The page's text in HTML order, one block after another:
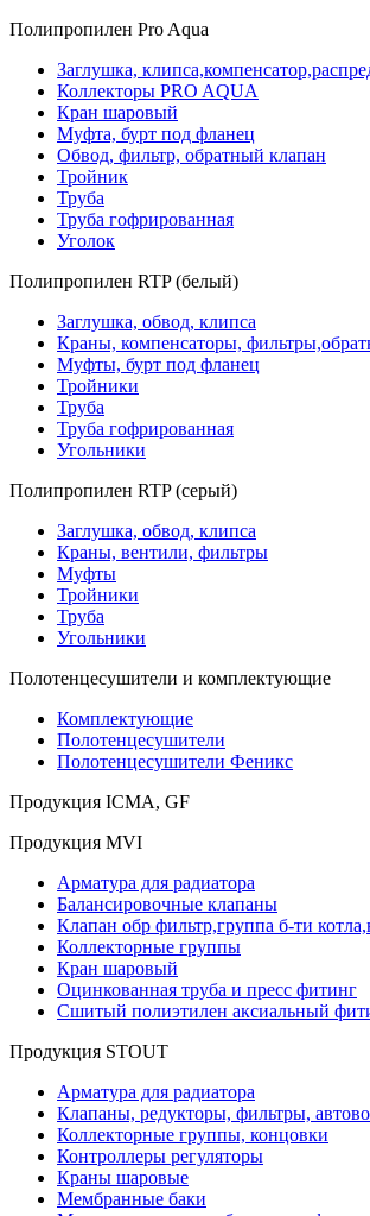
Полипропилен Pro Aqua
Заглушка,
Коллекторы PRO AQUA
Кран шаровый
Муфта, бурт под фланец
Обвод, фильтр, обратный клапан
Тройник
Труба
Труба гофрированная
Уголок
Полипропилен RTP (белый)
Заглушка, обвод, клипса
Краны, компенсаторы,
Муфты, бурт под фланец
Тройники
Труба
Труба гофрированная
Угольники
Полипропилен RTP (серый)
Заглушка, обвод, клипса
Краны, вентили, фильтры
Муфты
Тройники
Труба
Угольники
Полотенцесушители и комплектующие
Комплектующие
Полотенцесушители
Полотенцесушители Феникс
Продукция ICMA, GF
Продукция MVI
Арматура для радиатора
Балансировочные клапаны
Клапан обр фильтр,группа б-ти
Коллекторные группы
Кран шаровый
Оцинкованная труба и пресс фитинг
Сшитый полиэтилен аксиальный
Продукция STOUT
Арматура для радиатора
Клапаны, редукторы, фильтры,
Коллекторные группы, концовки
Контроллеры регуляторы
Краны шаровые
Мембранные баки